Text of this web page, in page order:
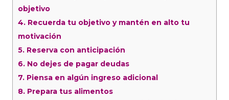
objetivo
4. Recuerda tu objetivo y mantén en alto tu
motivación
5. Reserva con anticipación
6. No dejes de pagar deudas
7. Piensa en algún ingreso adicional
8. Prepara tus alimentos